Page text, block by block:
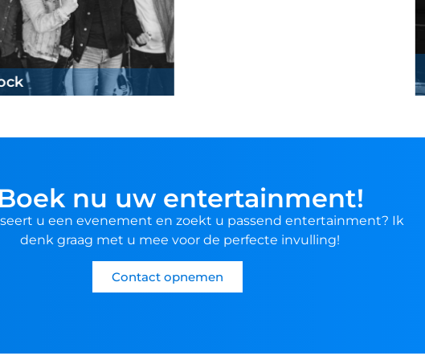
Boek nu uw entertainment!
u een evenement en zoekt u passend entertainment? Ik
denk graag met u mee voor de perfecte invulling!
Contact opnemen